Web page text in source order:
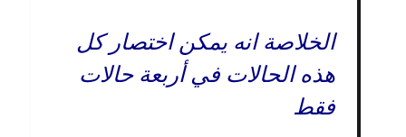
الخلاصة انه يمكن اختصار كل
هذه الحالات في أربعة حالات
فقط